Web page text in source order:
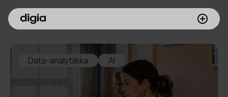
Palvelumme
Data-analytiikka AI